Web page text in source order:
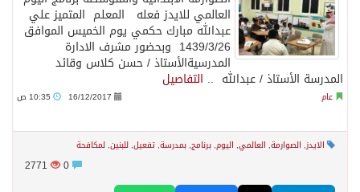
العالمي للايدز فعله المعلم المتميز علي
عبدالله مبارك حكمي يوم الخميس الموافق
1439/3/26 وبحضور مشرف الادارة
المدرسيةالأستاذ / حسن كلاس وقائد
المدرسة الأستاذ / عبدالله .. التفاصيل
عام 16/12/2017
الايدز, الصوارمة, العالمي, اليوم, برنامج, بمدرسة, تفعيل, للبنين, لمكافحة
2771